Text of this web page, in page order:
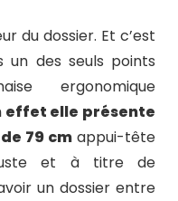
du dossier. Et c’est
des seuls points
ergonomique
effet elle présente
79 cmappui-tête
et à titre de
un dossier entre